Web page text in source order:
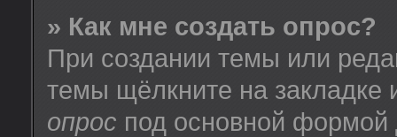
» Как мне создать опрос?
При создании темы или
темы щёлкните на
опрос под основной